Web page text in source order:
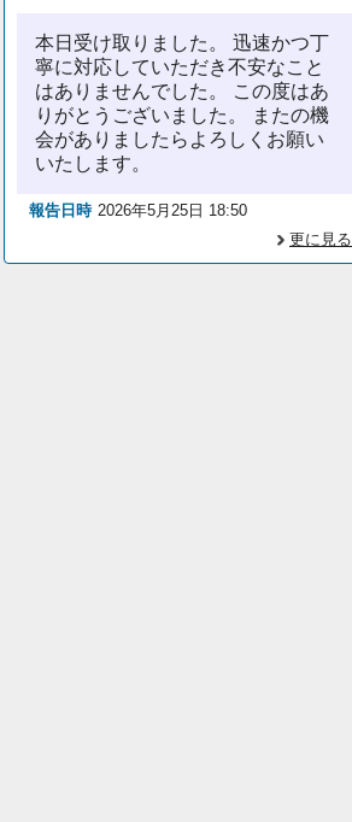
本日受け取りました。 迅速かつ丁
寧に対応していただき不安なこと
はありませんでした。 この度はあ
りがとうございました。 またの機
会がありましたらよろしくお願い
いたします。
報告日時 2026年5月25日 18:50
更に見る